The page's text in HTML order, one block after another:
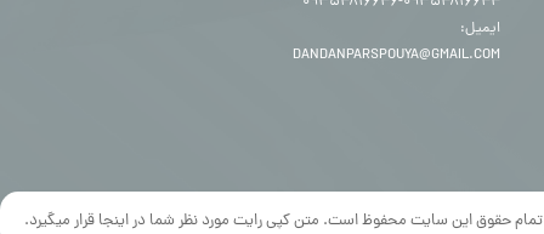
تمام حقوق این سایت محفوظ است. متن کپی رایت مورد نظر شما در اینجا قرار میگیرد.
ایمیل:
DANDANPARSPOUYA@GMAIL.COM